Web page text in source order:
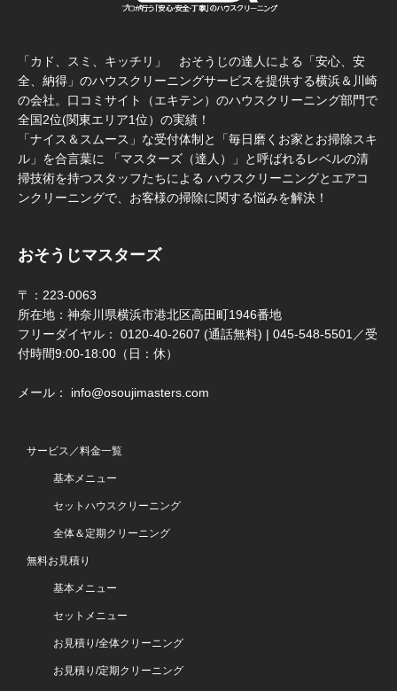
「カド、スミ、キッチリ」 おそうじの達人による「安心、安
全、納得」のハウスクリーニングサービスを提供する横浜＆川崎
の会社。口コミサイト（エキテン）のハウスクリーニング部門で
全国2位(関東エリア1位）の実績！
「ナイス＆スムース」な受付体制と「毎日磨くお家とお掃除スキ
ル」を合言葉に 「マスターズ（達人）」と呼ばれるレベルの清
掃技術を持つスタッフたちによる ハウスクリーニングとエアコ
ンクリーニングで、お客様の掃除に関する悩みを解決！
おそうじマスターズ
〒：223-0063
所在地：神奈川県横浜市港北区高田町1946番地
フリーダイヤル： 0120-40-2607 (通話無料) | 045-548-5501／受
付時間9:00-18:00（日：休）
メール： info@osoujimasters.com
サービス／料金一覧
基本メニュー
セットハウスクリーニング
全体＆定期クリーニング
無料お見積り
基本メニュー
セットメニュー
お見積り/全体クリーニング
お見積り/定期クリーニング